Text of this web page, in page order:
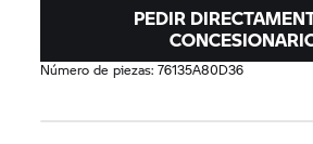
PEDIR
Número de piezas:76135A80D36